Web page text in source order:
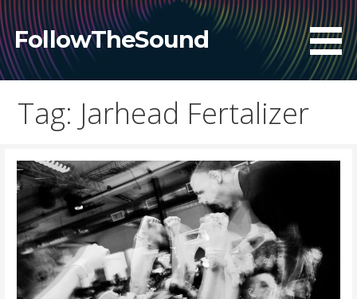
Skip
to
content
FollowTheSound
Tag: Jarhead Fertalizer